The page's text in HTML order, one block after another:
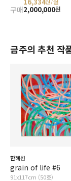
구매2,000,000원
금주의 추천 작
한혜원
grain of life #6
91x117cm (50호)